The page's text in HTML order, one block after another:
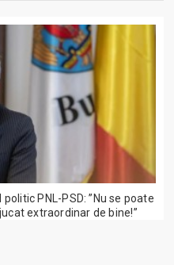
PNL-PSD: ”Nu se poate
extraordinar de bine!”